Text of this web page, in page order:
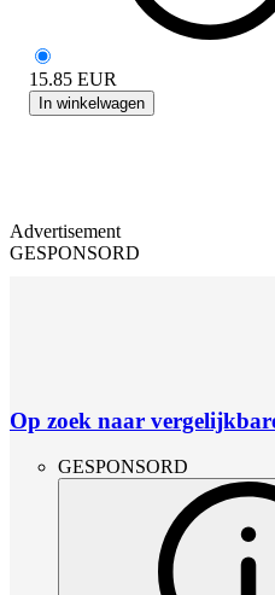
15.85 EUR
In winkelwagen
Advertisement
GESPONSORD
Op zoek naar
GESPONSORD